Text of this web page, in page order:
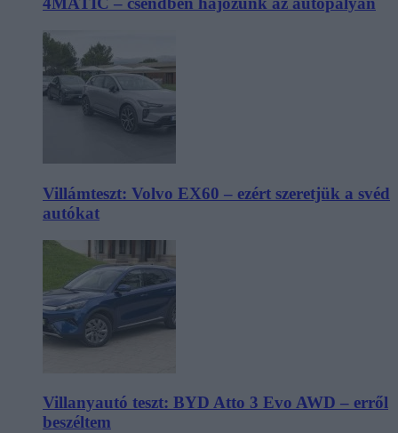
Villámteszt: Volvo EX60 – ezért szeretjük a svéd
autókat
Villanyautó teszt: BYD Atto 3 Evo AWD – erről
beszéltem